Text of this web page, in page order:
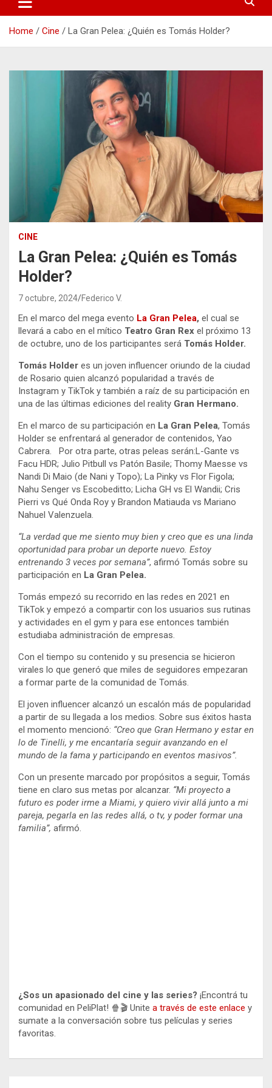
Home Cine La Gran Pelea: ¿Quién es Tomás Holder?
CINE
La Gran Pelea: ¿Quién es Tomás
Holder?
7 octubre, 2024 Federico V.
En el marco del mega evento La Gran Pelea, el cual se
llevará a cabo en el mítico Teatro Gran Rex el próximo 13
de octubre, uno de los participantes será Tomás Holder.
Tomás Holder es un joven influencer oriundo de la ciudad
de Rosario quien alcanzó popularidad a través de
Instagram y TikTok y también a raíz de su participación en
una de las últimas ediciones del reality Gran Hermano.
En el marco de su participación en La Gran Pelea, Tomás
Holder se enfrentará al generador de contenidos, Yao
Cabrera. Por otra parte, otras peleas serán:L-Gante vs
Facu HDR; Julio Pitbull vs Patón Basile; Thomy Maesse vs
Nandi Di Maio (de Nani y Topo); La Pinky vs Flor Figola;
Nahu Senger vs Escobeditto; Licha GH vs El Wandii; Cris
Pierri vs Qué Onda Roy y Brandon Matiauda vs Mariano
Nahuel Valenzuela.
“La verdad que me siento muy bien y creo que es una linda
oportunidad para probar un deporte nuevo. Estoy
entrenando 3 veces por semana”, afirmó Tomás sobre su
participación en La Gran Pelea.
Tomás empezó su recorrido en las redes en 2021 en
TikTok y empezó a compartir con los usuarios sus rutinas
y actividades en el gym y para ese entonces también
estudiaba administración de empresas.
Con el tiempo su contenido y su presencia se hicieron
virales lo que generó que miles de seguidores empezaran
a formar parte de la comunidad de Tomás.
El joven influencer alcanzó un escalón más de popularidad
a partir de su llegada a los medios. Sobre sus éxitos hasta
el momento mencionó: “Creo que Gran Hermano y estar en
lo de Tinelli, y me encantaría seguir avanzando en el
mundo de la fama y participando en eventos masivos”.
Con un presente marcado por propósitos a seguir, Tomás
tiene en claro sus metas por alcanzar. “Mi proyecto a
futuro es poder irme a Miami, y quiero vivir allá junto a mi
pareja, pegarla en las redes allá, o tv, y poder formar una
familia”, afirmó.
¿Sos un apasionado del cine y las series? ¡Encontrá tu
comunidad en PeliPlat! 🍿🎬 Unite a través de este enlace y
sumate a la conversación sobre tus películas y series
favoritas.